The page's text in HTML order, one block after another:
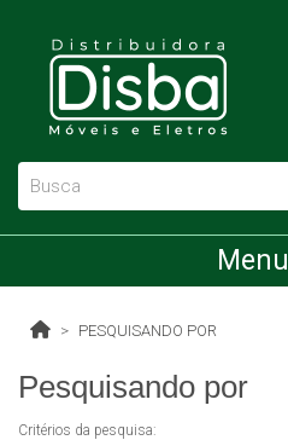
Menu
PESQUISANDO POR
Pesquisando por
Critérios da pesquisa: